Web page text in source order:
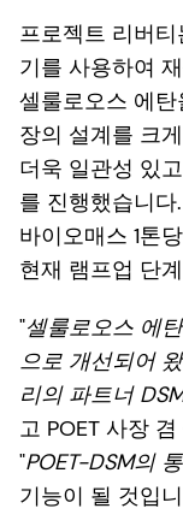
프로젝트 리버
기를 사용하여
셀룰로오스 에
장의 설계를 크
더욱 일관성 있
를 진행했습니
바이오매스 1톤
현재 램프업 단
"셀룰로오스 에
으로 개선되어
리의 파트너
고 POET 사장
"POET-DSM의
기능이 될 것입